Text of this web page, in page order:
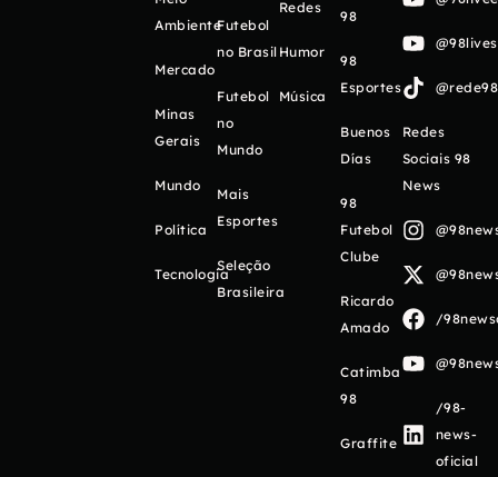
Ambiente
Mercado
Minas
Gerais
Mundo
Política
Tecnologia
Futebol
no Brasil
Futebol
no
Mundo
Mais
Esportes
Seleção
Brasileira
Redes
Humor
Música
98
98
Esportes
Buenos
Días
98
Futebol
Clube
Ricardo
Amado
Catimba
98
Graffite
Redes
Sociais 98
News
/
/98-
news-
oficial